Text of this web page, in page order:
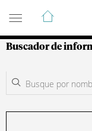
Guía de
Buscador de